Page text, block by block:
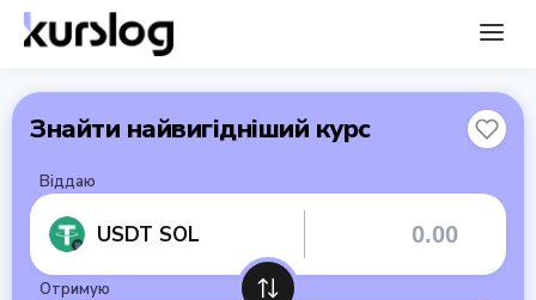
Знайти найвигідніший курс
Віддаю
USDT SOL
Отримую